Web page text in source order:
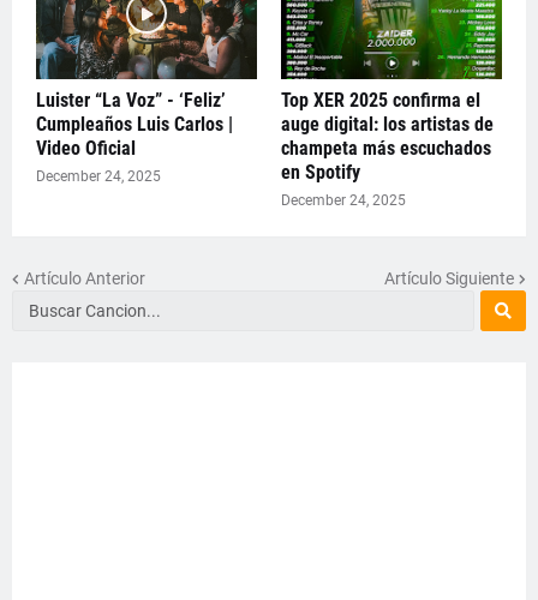
Luister “La Voz” - ‘Feliz’
Cumpleaños Luis Carlos |
Video Oficial
December 24, 2025
Top XER 2025 confirma el
auge digital: los artistas de
champeta más escuchados
en Spotify
December 24, 2025
Artículo Anterior Artículo Siguiente